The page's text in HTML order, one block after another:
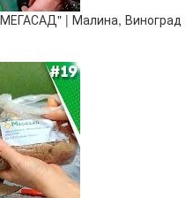
| Малина, Виноград